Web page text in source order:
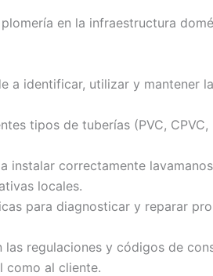
en la infraestructura
a identificar, utilizar y mantener
tipos de tuberías (PVC,
instalar correctamente
locales.
para diagnosticar y reparar
las regulaciones y códigos de
como al cliente.